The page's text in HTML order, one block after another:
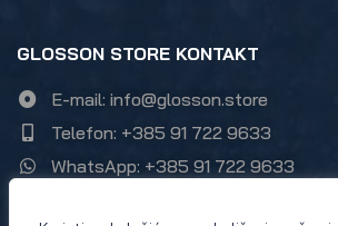
GLOSSON STORE KONTAKT
E-mail: info@glosson.store
Telefon: +385 91 722 9633
WhatsApp: +385 91 722 9633